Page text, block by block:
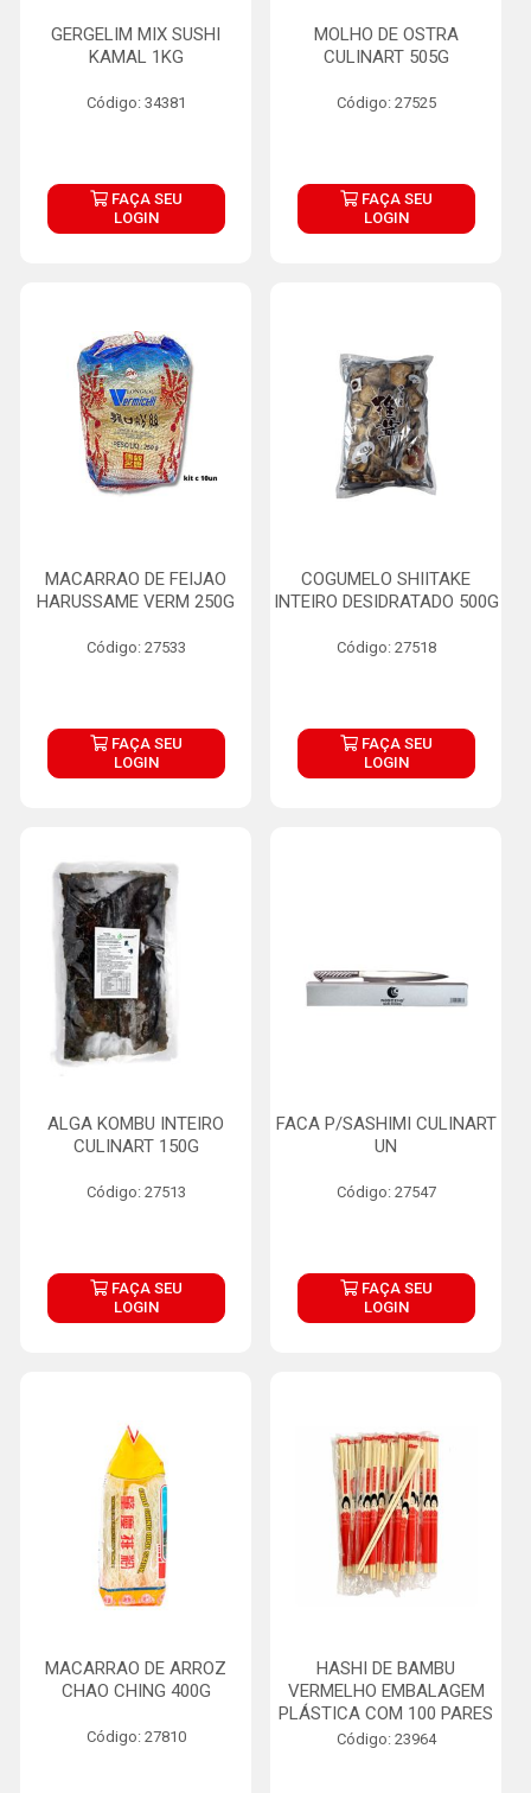
GERGELIM MIX SUSHI
KAMAL 1KG
Código: 34381
FAÇA SEU
LOGIN
MOLHO DE OSTRA
CULINART 505G
Código: 27525
FAÇA SEU
LOGIN
MACARRAO DE FEIJAO
HARUSSAME VERM 250G
Código: 27533
FAÇA SEU
LOGIN
COGUMELO SHIITAKE
INTEIRO DESIDRATADO 500G
Código: 27518
FAÇA SEU
LOGIN
ALGA KOMBU INTEIRO
CULINART 150G
Código: 27513
FAÇA SEU
LOGIN
FACA P/SASHIMI CULINART
UN
Código: 27547
FAÇA SEU
LOGIN
MACARRAO DE ARROZ
CHAO CHING 400G
Código: 27810
HASHI DE BAMBU
VERMELHO EMBALAGEM
PLÁSTICA COM 100 PARES
Código: 23964